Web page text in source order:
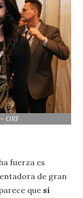
ORF
fuerza es
de gran
que si